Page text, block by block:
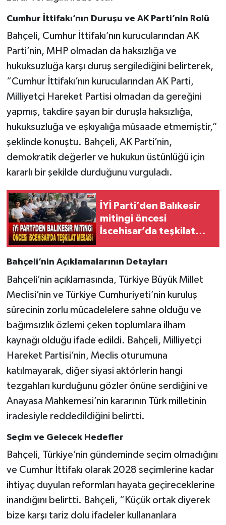
Cumhur İttifakı’nın Duruşu ve AK Parti’nin Rolü
Bahçeli, Cumhur İttifakı’nın kurucularından AK
Parti’nin, MHP olmadan da haksızlığa ve
hukuksuzluğa karşı duruş sergilediğini belirterek,
“Cumhur İttifakı’nın kurucularından AK Parti,
Milliyetçi Hareket Partisi olmadan da gereğini
yapmış, takdire şayan bir duruşla haksızlığa,
hukuksuzluğa ve eşkıyalığa müsaade etmemiştir,”
şeklinde konuştu. Bahçeli, AK Parti’nin,
demokratik değerler ve hukukun üstünlüğü için
kararlı bir şekilde durduğunu vurguladı.
İYİ Parti’den Balıkesir
mitingi öncesi
İscehisar’da teşkilat
Bahçeli’nin Açıklamalarının Detayları
Bahçeli’nin açıklamasında, Türkiye Büyük Millet
Meclisi’nin ve Türkiye Cumhuriyeti’nin kuruluş
sürecinin zorlu mücadelelere sahne olduğu ve
bağımsızlık özlemi çeken toplumlara ilham
kaynağı olduğu ifade edildi. Bahçeli, Milliyetçi
Hareket Partisi’nin, Meclis oturumuna
katılmayarak, diğer siyasi aktörlerin hangi
tezgahları kurduğunu gözler önüne serdiğini ve
Anayasa Mahkemesi’nin kararının Türk milletinin
iradesiyle reddedildiğini belirtti.
Seçim ve Gelecek Hedefler
Bahçeli, Türkiye’nin gündeminde seçim olmadığını
ve Cumhur İttifakı olarak 2028 seçimlerine kadar
ihtiyaç duyulan reformları hayata geçireceklerine
inandığını belirtti. Bahçeli, “Küçük ortak diyerek
bize karşı tariz dolu ifadeler kullananlara